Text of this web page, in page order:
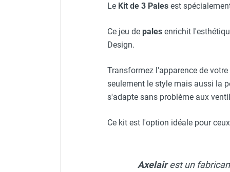
Humidificateur d'air
Neutraliseur d'odeur
Distributeur de savon
Chauffage fixe atelier
Chauffage d'atelier fixe au fioul et
Le Kit de 3 Pales est
Ce jeu de pales enrichit
Design.
Transformez l'apparence de votre
seulement le style mais aussi la
s'adapte sans problème aux
Ce kit est l'option idéale pour
Axelairest un